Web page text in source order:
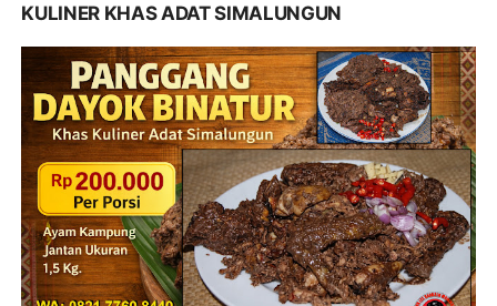
KULINER KHAS ADAT SIMALUNGUN